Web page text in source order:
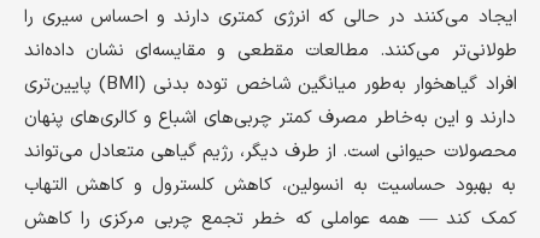
ایجاد می‌کنند در حالی که انرژی کمتری دارند و احساس سیری را
طولانی‌تر می‌کنند. مطالعات مقطعی و مقایسه‌ای نشان داده‌اند
افراد گیاهخوار به‌طور میانگین شاخص توده بدنی (BMI) پایین‌تری
دارند و این به‌خاطر مصرف کمتر چربی‌های اشباع و کالری‌های پنهان
محصولات حیوانی است. از طرف دیگر، رژیم گیاهی متعادل می‌تواند
به بهبود حساسیت به انسولین، کاهش کلسترول و کاهش التهاب
کمک کند — همه عواملی که خطر تجمع چربی مرکزی را کاهش